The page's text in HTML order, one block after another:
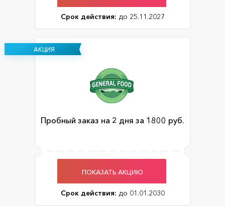
Срок действия: до 25.11.2027
АКЦИЯ
Пробный заказ на 2 дня за 1800 руб.
ПОКАЗАТЬ АКЦИЮ
Срок действия: до 01.01.2030